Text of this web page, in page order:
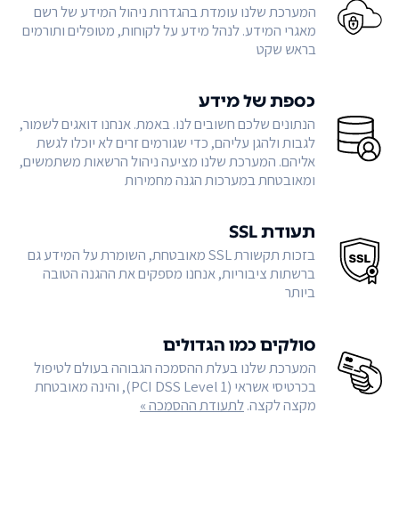
המערכת שלנו עומדת בהגדרות ניהול המידע של רשם
מאגרי המידע. לנהל מידע על לקוחות, מטופלים ותורמים
בראש שקט
כספת של מידע
הנתונים שלכם חשובים לנו. באמת. אנחנו דואגים לשמור,
לגבות ולהגן עליהם, כדי שגורמים זרים לא יוכלו לגשת
אליהם. המערכת שלנו מציעה ניהול הרשאות משתמשים,
ומאובטחת במערכות הגנה מחמירות
תעודת SSL
בזכות תקשורת SSL מאובטחת, השומרת על המידע גם
ברשתות ציבוריות, אנחנו מספקים את ההגנה הטובה
ביותר
סולקים כמו הגדולים
המערכת שלנו בעלת ההסמכה הגבוהה בעולם לטיפול
בכרטיסי אשראי (PCI DSS Level 1), והינה מאובטחת
מקצה לקצה.לתעודת ההסמכה »